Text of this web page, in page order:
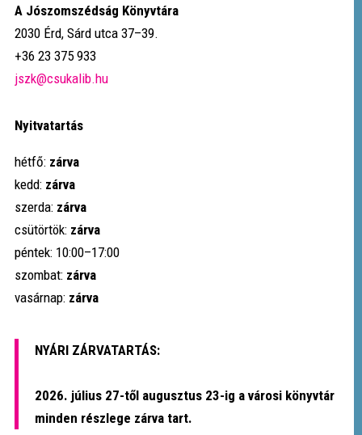
A Jószomszédság Könyvtára
2030 Érd, Sárd utca 37–39.
+36 23 375 933
jszk@csukalib.hu
Nyitvatartás
hétfő: zárva
kedd: zárva
szerda: zárva
csütörtök: zárva
péntek: 10:00–17:00
szombat: zárva
vasárnap: zárva
NYÁRI ZÁRVATARTÁS:
2026. július 27-től augusztus 23-ig a városi könyvtár
minden részlege zárva tart.